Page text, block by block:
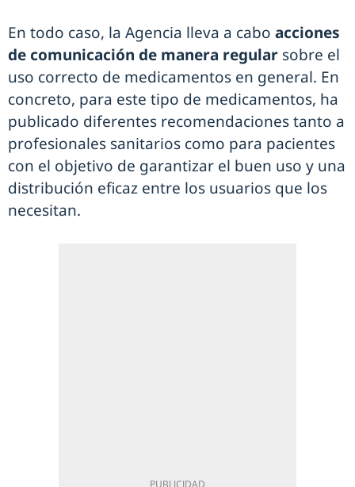
En todo caso, la Agencia lleva a cabo acciones
de comunicación de manera regular sobre el
uso correcto de medicamentos en general. En
concreto, para este tipo de medicamentos, ha
publicado diferentes recomendaciones tanto a
profesionales sanitarios como para pacientes
con el objetivo de garantizar el buen uso y una
distribución eficaz entre los usuarios que los
necesitan.